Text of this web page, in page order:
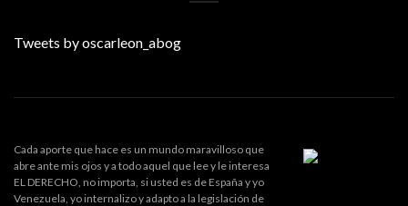
Tweets by oscarleon_abog
Cada aporte que hace es un mundo maravilloso que
abre ante mis ojos y a todo aquel que lee y le interesa
EL DERECHO, no importa, si usted es de España y yo
Venezuela, yo internalizo y adapto a la legislación de